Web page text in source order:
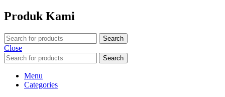
Produk Kami
Search
Close
Search
Menu
Categories